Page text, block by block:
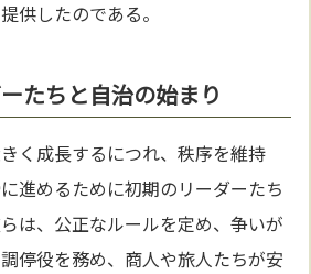
供したのである。
たちと自治の始まり
く成長するにつれ、秩序を維持
進めるために初期のリーダーたち
は、公正なルールを定め、争いが
停役を務め、商人や旅人たちが安